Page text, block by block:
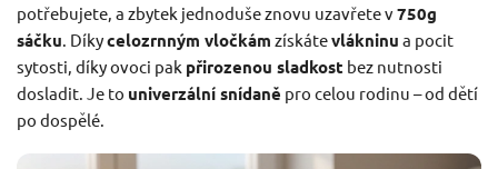
potřebujete, a zbytek jednoduše znovu uzavřete v750g
sáčku. Díkycelozrnným vločkám získátevlákninu a pocit
sytosti, díky ovoci pak přirozenou sladkost bez nutnosti
dosladit. Je to univerzální snídaně pro celou rodinu – od dětí
po dospělé.